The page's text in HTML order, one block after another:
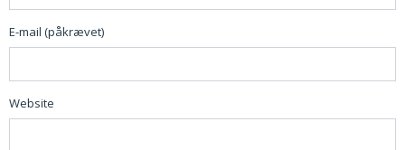
E-mail (påkrævet)
Website